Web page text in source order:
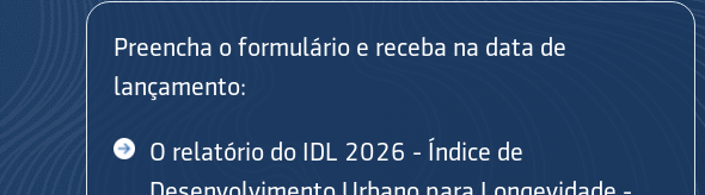
Preencha o formulário e receba na data de
lançamento:
O relatório do IDL 2026 - Índice de